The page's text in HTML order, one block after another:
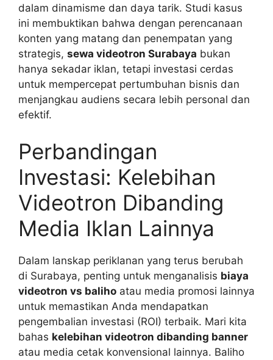
dalam dinamisme dan daya tarik. Studi kasus
ini membuktikan bahwa dengan perencanaan
konten yang matang dan penempatan yang
strategis, sewa videotron Surabaya bukan
hanya sekadar iklan, tetapi investasi cerdas
untuk mempercepat pertumbuhan bisnis dan
menjangkau audiens secara lebih personal dan
efektif.
Perbandingan
Investasi: Kelebihan
Videotron Dibanding
Media Iklan Lainnya
Dalam lanskap periklanan yang terus berubah
di Surabaya, penting untuk menganalisis biaya
videotron vs baliho atau media promosi lainnya
untuk memastikan Anda mendapatkan
pengembalian investasi (ROI) terbaik. Mari kita
bahas kelebihan videotron dibanding banner
atau media cetak konvensional lainnya. Baliho